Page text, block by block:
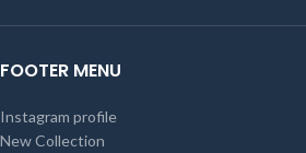
FOOTER MENU
Instagram profile
New Collection